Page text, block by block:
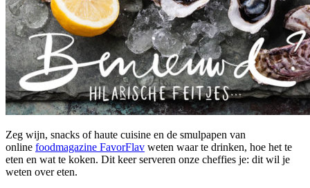
Zeg wijn, snacks of haute cuisine en de smulpapen van
online foodmagazine FavorFlav weten waar te drinken, hoe het te
eten en wat te koken. Dit keer serveren onze cheffies je: dit wil je
weten over eten.